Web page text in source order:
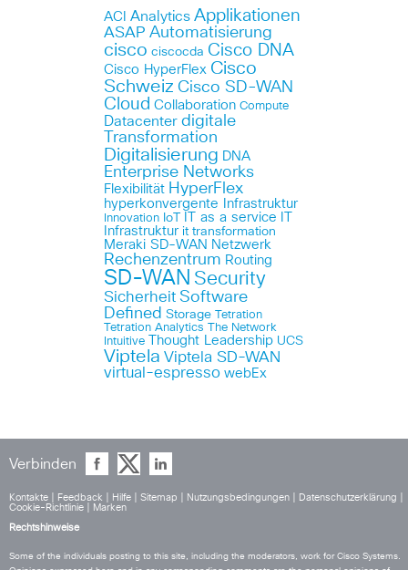
ACI Analytics Applikationen
ASAP Automatisierung
cisco ciscocda Cisco DNA
Cisco HyperFlex Cisco
Schweiz Cisco SD-WAN
Cloud Collaboration Compute
Datacenter digitale
Transformation
Digitalisierung DNA
Enterprise Networks
Flexibilität HyperFlex
hyperkonvergente Infrastruktur
Innovation IoT IT as a service
Infrastruktur it transformation
Meraki SD-WAN Netzwerk
Rechenzentrum Routing
SD-WAN Security
Sicherheit Software
Defined Storage Tetration
Tetration Analytics The Network
Intuitive
Thought Leadership UCS
Viptela Viptela SD-WAN
virtual-espresso webEx
Verbinden
Kontakte Feedback Hilfe Sitemap Nutzungsbedingungen Datenschutzerklärung
Cookie-Richtlinie
Marken
Rechtshinweise
Some of the individuals posting to this site, including the moderators, work for Cisco Systems.